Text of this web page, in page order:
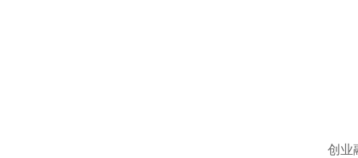
创业